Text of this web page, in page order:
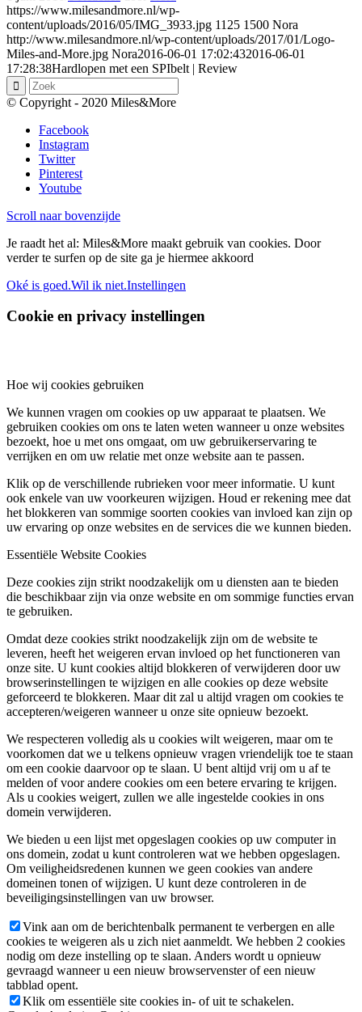
https://www.milesandmore.nl/wp-
content/uploads/2016/05/IMG_3933.jpg 1125 1500 Nora
http://www.milesandmore.nl/wp-content/uploads/2017/01/Logo-
Miles-and-More.jpg Nora2016-06-01 17:02:432016-06-01
17:28:38Hardlopen met een SPIbelt | Review
© Copyright - 2020 Miles&More
Facebook
Instagram
Twitter
Pinterest
Youtube
Scroll naar bovenzijde
Je raadt het al: Miles&More maakt gebruik van cookies. Door
verder te surfen op de site ga je hiermee akkoord
Oké is goed.Wil ik niet.Instellingen
Cookie en privacy instellingen
Hoe wij cookies gebruiken
We kunnen vragen om cookies op uw apparaat te plaatsen. We
gebruiken cookies om ons te laten weten wanneer u onze websites
bezoekt, hoe u met ons omgaat, om uw gebruikerservaring te
verrijken en om uw relatie met onze website aan te passen.
Klik op de verschillende rubrieken voor meer informatie. U kunt
ook enkele van uw voorkeuren wijzigen. Houd er rekening mee dat
het blokkeren van sommige soorten cookies van invloed kan zijn op
uw ervaring op onze websites en de services die we kunnen bieden.
Essentiële Website Cookies
Deze cookies zijn strikt noodzakelijk om u diensten aan te bieden
die beschikbaar zijn via onze website en om sommige functies ervan
te gebruiken.
Omdat deze cookies strikt noodzakelijk zijn om de website te
leveren, heeft het weigeren ervan invloed op het functioneren van
onze site. U kunt cookies altijd blokkeren of verwijderen door uw
browserinstellingen te wijzigen en alle cookies op deze website
geforceerd te blokkeren. Maar dit zal u altijd vragen om cookies te
accepteren/weigeren wanneer u onze site opnieuw bezoekt.
We respecteren volledig als u cookies wilt weigeren, maar om te
voorkomen dat we u telkens opnieuw vragen vriendelijk toe te staan
om een cookie daarvoor op te slaan. U bent altijd vrij om u af te
melden of voor andere cookies om een betere ervaring te krijgen.
Als u cookies weigert, zullen we alle ingestelde cookies in ons
domein verwijderen.
We bieden u een lijst met opgeslagen cookies op uw computer in
ons domein, zodat u kunt controleren wat we hebben opgeslagen.
Om veiligheidsredenen kunnen we geen cookies van andere
domeinen tonen of wijzigen. U kunt deze controleren in de
beveiligingsinstellingen van uw browser.
Vink aan om de berichtenbalk permanent te verbergen en alle
cookies te weigeren als u zich niet aanmeldt. We hebben 2 cookies
nodig om deze instelling op te slaan. Anders wordt u opnieuw
gevraagd wanneer u een nieuw browservenster of een nieuw
tabblad opent.
Klik om essentiële site cookies in- of uit te schakelen.